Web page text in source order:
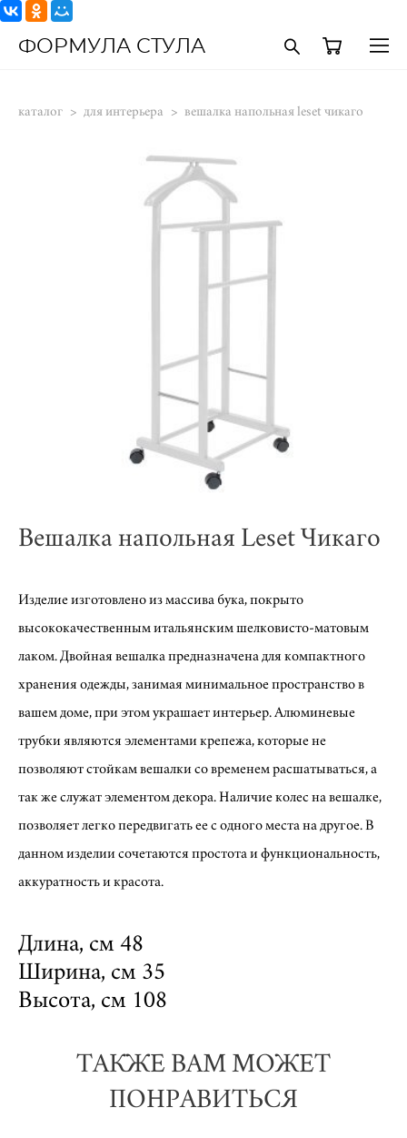
ФОРМУЛА СТУЛА
каталог > для интерьера > вешалка напольная leset чикаго
Вешалка напольная Leset Чикаго
Изделие изготовлено из массива бука, покрыто
высококачественным итальянским шелковисто-матовым
лаком. Двойная вешалка предназначена для компактного
хранения одежды, занимая минимальное пространство в
вашем доме, при этом украшает интерьер. Алюминевые
трубки являются элементами крепежа, которые не
позволяют стойкам вешалки со временем расшатываться, а
так же служат элементом декора. Наличие колес на вешалке,
позволяет легко передвигать ее с одного места на другое. В
данном изделии сочетаются простота и функциональность,
аккуратность и красота.
Длина, см 48
Ширина, см 35
Высота, см 108
ТАКЖЕ ВАМ МОЖЕТ
ПОНРАВИТЬСЯ